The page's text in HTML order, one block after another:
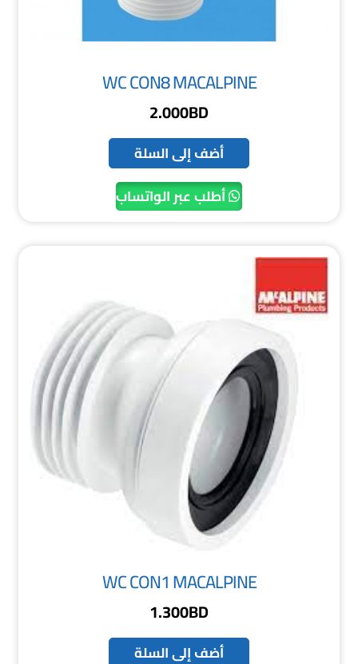
WC CON8 MACALPINE
2.000BD
أضف إلى السلة
أطلب عبر الواتساب
WC CON1 MACALPINE
1.300BD
أضف إلى السلة